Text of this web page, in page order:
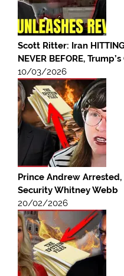
Scott Ritter: Iran
NEVER BEFORE,
10/03/2026
Prince Andrew
Security Whitney Webb
20/02/2026